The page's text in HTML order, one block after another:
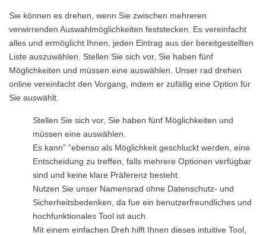
Sie können es drehen, wenn Sie zwischen mehreren
verwirrenden Auswahlmöglichkeiten feststecken. Es vereinfacht
alles und ermöglicht Ihnen, jeden Eintrag aus der bereitgestellten
Liste auszuwählen. Stellen Sie sich vor, Sie haben fünf
Möglichkeiten und müssen eine auswählen. Unser rad drehen
online vereinfacht den Vorgang, indem er zufällig eine Option für
Sie auswählt.
Stellen Sie sich vor, Sie haben fünf Möglichkeiten und
müssen eine auswählen.
Es kann” “ebenso als Möglichkeit geschluckt werden, eine
Entscheidung zu treffen, falls mehrere Optionen verfügbar
sind und keine klare Präferenz besteht.
Nutzen Sie unser Namensrad ohne Datenschutz- und
Sicherheitsbedenken, da fue ein benutzerfreundliches und
hochfunktionales Tool ist auch.
Mit einem einfachen Dreh hilft Ihnen dieses intuitive Tool,